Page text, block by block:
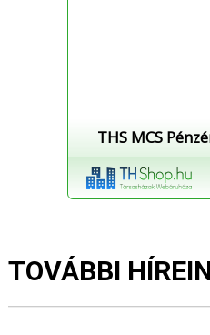
THS MCS
TOVÁBBI